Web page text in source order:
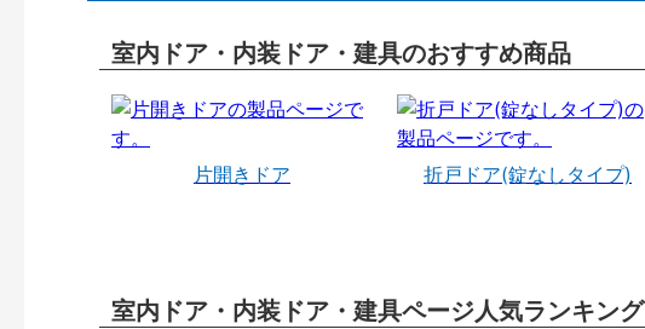
室内ドア・内装ドア・建具のおすすめ商品
片開きドア 折戸ドア(錠なしタイプ)
室内ドア・内装ドア・建具ページ人気ランキング